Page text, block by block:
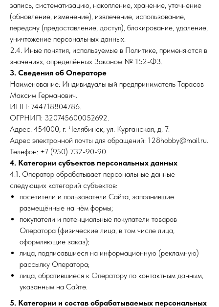
запись, систематизацию, накопление, хранение, уточнение
(обновление, изменение), извлечение, использование,
передачу (предоставление, доступ), блокирование, удаление,
уничтожение персональных данных.
2.4. Иные понятия, используемые в Политике, применяются в
значениях, определённых Законом № 152-ФЗ.
3. Сведения об Операторе
Наименование: Индивидуальный предприниматель Тарасов
Максим Германович.
ИНН: 744718804786.
ОГРНИП: 320745600052692.
Адрес: 454000, г. Челябинск, ул. Курганская, д. 7.
Адрес электронной почты для обращений: 128hobby@mail.ru.
Телефон: +7 (950) 732-90-90.
4. Категории субъектов персональных данных
4.1. Оператор обрабатывает персональные данные
следующих категорий субъектов:
посетители и пользователи Сайта, заполнившие
размещённые на нём формы;
покупатели и потенциальные покупатели товаров
Оператора (физические лица, в том числе лица,
оформляющие заказ);
лица, подписавшиеся на информационную (рекламную)
рассылку Оператора;
лица, обратившиеся к Оператору по контактным данным,
указанным на Сайте.
5. Категории и состав обрабатываемых персональных